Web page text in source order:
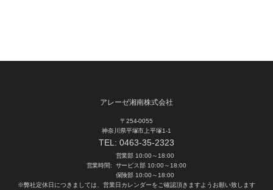
アレーゼ湘南株式会社
〒254-0055
神奈川県平塚市上平塚1-1
TEL:0463-35-2323
営業時間:
営業部 10:00～18:00
サービス部 10:00～18:00
保険部 10:00～18:00
※弊社定休日につきましては、営業日カレンダーをご確認頂きますようお願い致します